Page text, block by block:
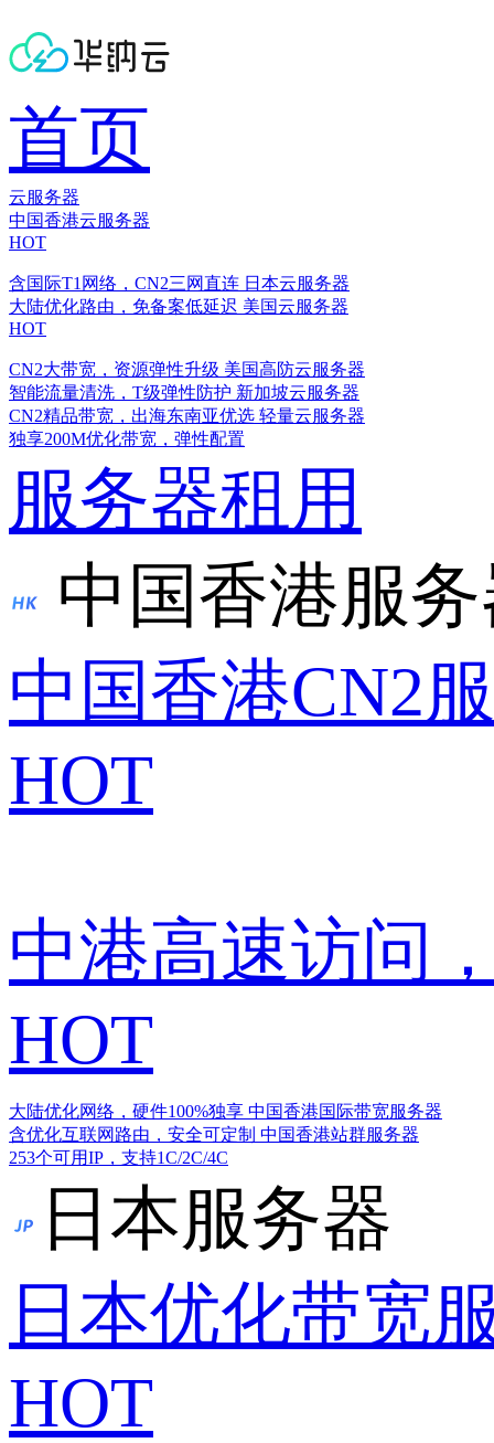
首页
云服务器
中国香港云服务器
HOT
含国际T1网络，CN2三网直连 日本云服务器
大陆优化路由，免备案低延迟 美国云服务器
HOT
CN2大带宽，资源弹性升级 美国高防云服务器
智能流量清洗，T级弹性防护 新加坡云服务器
CN2精品带宽，出海东南亚优选 轻量云服务器
独享200M优化带宽，弹性配置
服务器租用
中国香港服
中国香港CN2
HOT
中港高速访问
HOT
大陆优化网络，硬件100%独享 中国香港国际带宽服务器
含优化互联网路由，安全可定制 中国香港站群服务器
253个可用IP，支持1C/2C/4C
日本服务器
日本优化带宽
HOT